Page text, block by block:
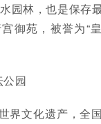
园林，也是保存
御苑，被誉为“
公园
界文化遗产，全